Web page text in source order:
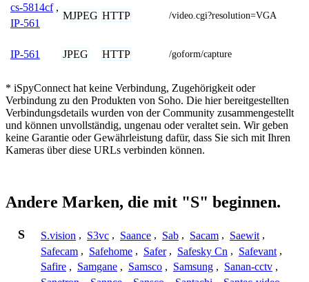
cs-5814cf ,
IP-561
MJPEG HTTP /video.cgi?resolution=VGA
IP-561 JPEG HTTP /goform/capture
* iSpyConnect hat keine Verbindung, Zugehörigkeit oder
Verbindung zu den Produkten von Soho. Die hier bereitgestellten
Verbindungsdetails wurden von der Community zusammengestellt
und können unvollständig, ungenau oder veraltet sein. Wir geben
keine Garantie oder Gewährleistung dafür, dass Sie sich mit Ihren
Kameras über diese URLs verbinden können.
Andere Marken, die mit "S" beginnen.
S S.vision , S3vc , Saance , Sab , Sacam , Saewit ,
Safecam , Safehome , Safer , Safesky Cn , Safevant ,
Safire , Samgane , Samsco , Samsung , Sanan-cctv ,